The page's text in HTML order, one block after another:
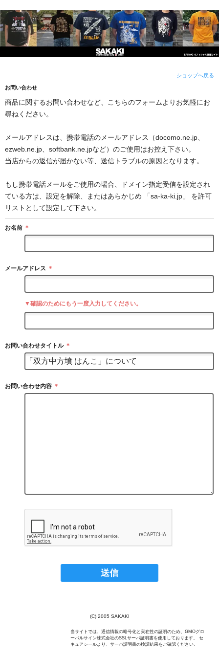
ショップへ戻る
お問い合わせ
商品に関するお問い合わせなど、こちらのフォームよりお気軽にお
尋ねください。
メールアドレスは、携帯電話のメールアドレス（docomo.ne.jp、
ezweb.ne.jp、softbank.ne.jpなど）のご使用はお控え下さい。
当店からの返信が届かない等、送信トラブルの原因となります。
もし携帯電話メールをご使用の場合、ドメイン指定受信を設定され
ている方は、設定を解除、またはあらかじめ 「sa-ka-ki.jp」 を許可
リストとして設定して下さい。
お名前 ＊
メールアドレス ＊
▼確認のためにもう一度入力してください。
お問い合わせタイトル ＊
お問い合わせ内容 ＊
(C) 2005 SAKAKI
当サイトでは、通信情報の暗号化と実在性の証明のため、GMOグロ
ーバルサイン株式会社のSSLサーバ証明書を使用しております。 セ
キュアシールより、サーバ証明書の検証結果をご確認ください。